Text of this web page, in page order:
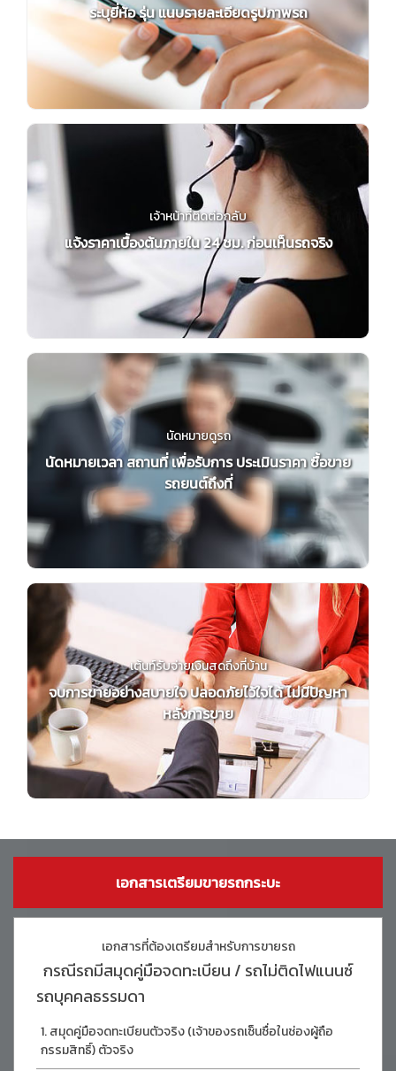
ระบุยี่ห้อ รุ่น แนบรายละเอียดรูปภาพรถ
เจ้าหน้าที่ติดต่อกลับ
แจ้งราคาเบื้องต้นภายใน 24 ชม. ก่อนเห็นรถจริง
นัดหมายดูรถ
นัดหมายเวลา สถานที่ เพื่อรับการ ประเมินราคา ซื้อขาย
รถยนต์ถึงที่
เต้นท์รับจ่ายเงินสดถึงที่บ้าน
จบการขายอย่างสบายใจ ปลอดภัยไว้ใจได้ ไม่มีปัญหา
หลังการขาย
เอกสารเตรียมขายรถกระบะ
เอกสารที่ต้องเตรียมสำหรับการขายรถ
กรณีรถมีสมุดคู่มือจดทะเบียน / รถไม่ติดไฟแนนซ์
รถบุคคลธรรมดา
สมุดคู่มือจดทะเบียนตัวจริง (เจ้าของรถเซ็นซื่อในช่องผู้ถือ
กรรมสิทธิ์) ตัวจริง